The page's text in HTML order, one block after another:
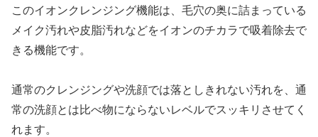
このイオンクレンジング機能は、毛穴の奥に詰まっている
メイク汚れや皮脂汚れなどをイオンのチカラで吸着除去で
きる機能です。
通常のクレンジングや洗顔では落としきれない汚れを、通
常の洗顔とは比べ物にならないレベルでスッキリさせてく
れます。